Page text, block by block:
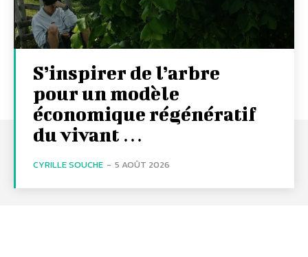
S’inspirer de l’arbre
pour un modèle
économique régénératif
du vivant …
CYRILLE SOUCHE - 5 AOÛT 2026